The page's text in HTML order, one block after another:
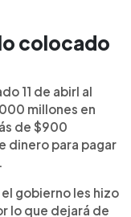
colocado
11 de abirl al
millones en
de $900
dinero para pagar
gobierno les hizo
lo que dejará de